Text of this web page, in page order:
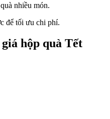
nhiều món.
để tối ưu chi phí.
hộp quà Tết